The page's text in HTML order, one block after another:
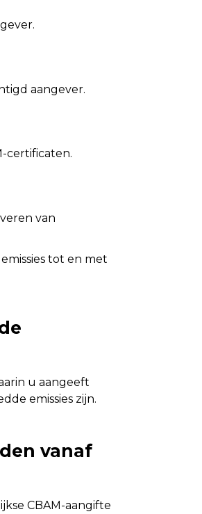
aangever.
certificaten.
van
tot en met
u aangeeft
emissies zijn.
vanaf
CBAM-aangifte